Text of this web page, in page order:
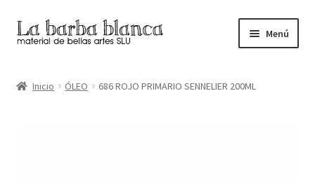
Ir
a
navegación
Ir
al
Menú
Inicio ÓLEO 686 ROJO PRIMARIO SENNELIER 200ML